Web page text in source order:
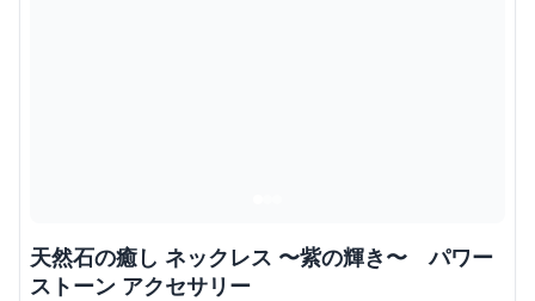
天然石の癒し ネックレス 〜紫の輝き〜 パワー
ストーン アクセサリー